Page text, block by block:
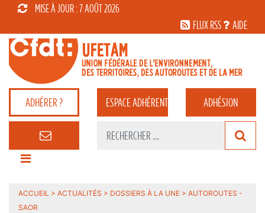
MISE À JOUR : 7 AOÛT 2026
FLUX RSS
AIDE
ADHÉRER ? ESPACEADHÉRENT ADHÉSION
ACCUEIL > ACTUALITÉS > DOSSIERS À LA UNE > AUTOROUTES -
SAOR